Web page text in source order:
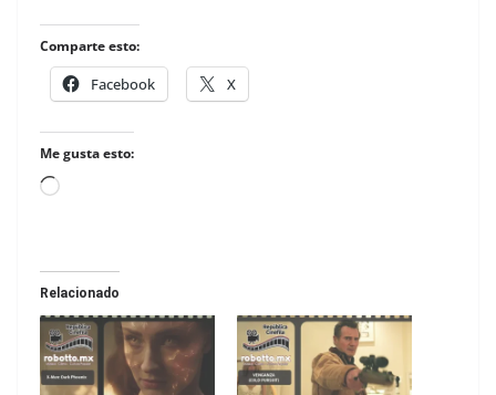
Comparte esto:
Facebook X
Me gusta esto:
Loading…
Relacionado